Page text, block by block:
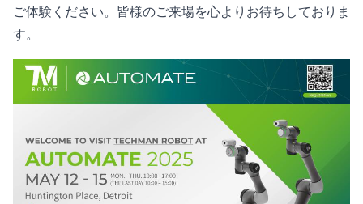
ご体験ください。皆様のご来場を心よりお待ちしておりま
す。